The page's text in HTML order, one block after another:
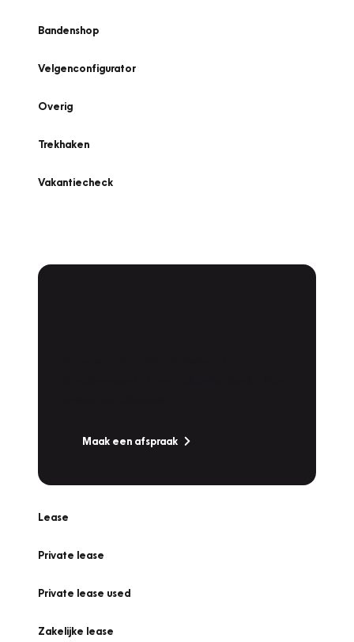
Bandenshop
Velgenconfigurator
Overig
Trekhaken
Vakantiecheck
Maak een afspraak
Lease
Private lease
Private lease used
Zakelijke lease